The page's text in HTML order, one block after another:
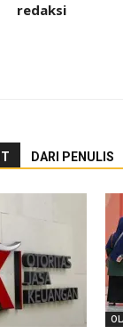
redaksi
DARI PENULIS